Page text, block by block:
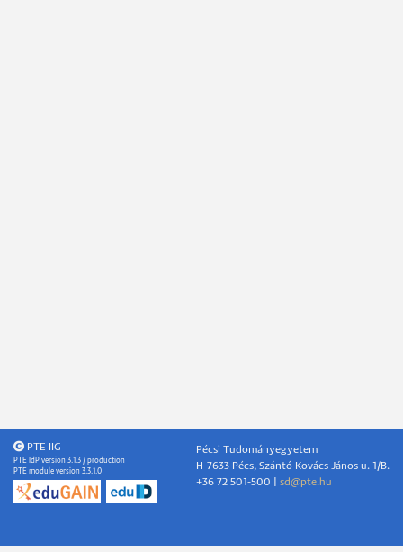
PTE IIG
PTE IdP version 3.1.3 / production
PTE module version 3.3.1.0
Pécsi Tudományegyetem
H-7633 Pécs, Szántó Kovács János u. 1/B.
+36 72 501-500 | sd@pte.hu